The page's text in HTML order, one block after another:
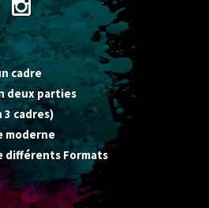
cadre
deux parties
cadres)
moderne
différents Formats